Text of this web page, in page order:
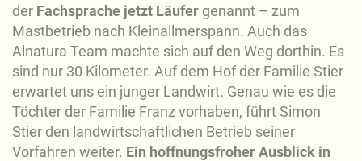
der Fachsprache jetzt Läufer genannt – zum
Mastbetrieb nach Kleinallmerspann. Auch das
Alnatura Team machte sich auf den Weg dorthin. Es
sind nur 30 Kilometer. Auf dem Hof der Familie Stier
erwartet uns ein junger Landwirt. Genau wie es die
Töchter der Familie Franz vorhaben, führt Simon
Stier den landwirtschaftlichen Betrieb seiner
Vorfahren weiter. Ein hoffnungsfroher Ausblick in